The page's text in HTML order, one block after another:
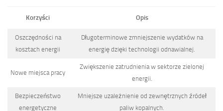
Korzyści Opis
Oszczędności na
kosztach energii
Długoterminowe zmniejszenie wydatków na
energię dzięki technologii odnawialnej.
Nowe miejsca pracy
Zwiększenie zatrudnienia w sektorze zielonej
energii.
Bezpieczeństwo
energetyczne
Mniejsze uzależnienie od zewnętrznych źródeł
paliw kopalnych.